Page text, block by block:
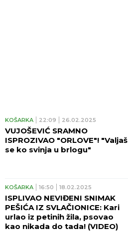
KOŠARKA 22:09 26.02.2025
VUJOŠEVIĆ SRAMNO
ISPROZIVAO "ORLOVE"! "Valjaš
se ko svinja u brlogu"
KOŠARKA 16:50 18.02.2025
ISPLIVAO NEVIĐENI SNIMAK
PEŠIĆA IZ SVLAČIONICE: Kari
urlao iz petinih žila, psovao
kao nikada do tada! (VIDEO)